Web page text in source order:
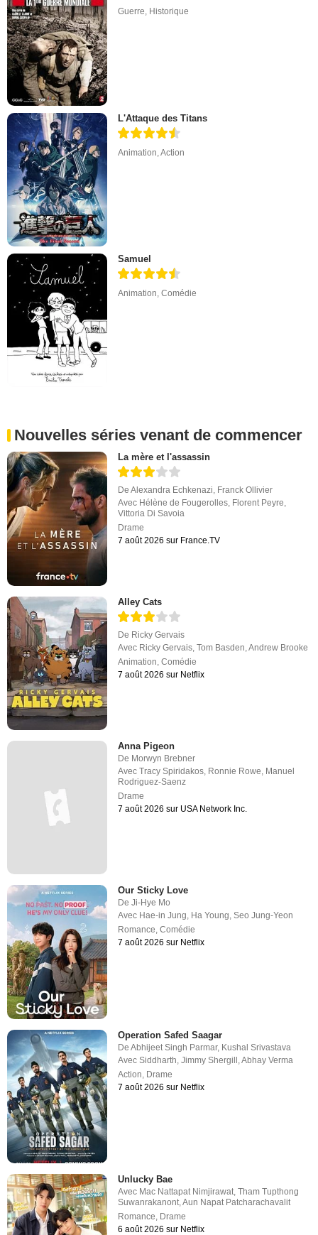
Guerre, Historique
L'Attaque des Titans
Animation ,Action
Samuel
Animation,Comédie
Nouvelles séries venant de commencer
La mère et l'assassin
DeAlexandra Echkenazi, Franck Ollivier
Avec Hélène de Fougerolles, Florent Peyre,
Vittoria Di Savoia
Drame
7 août 2026 sur France.TV
Alley Cats
De Ricky Gervais
Avec Ricky Gervais ,Tom Basden ,Andrew Brooke
Animation ,Comédie
7 août 2026 sur Netflix
Anna Pigeon
De Morwyn Brebner
AvecTracy Spiridakos, Ronnie Rowe, Manuel
Rodriguez-Saenz
Drame
7 août 2026 sur USA Network Inc.
Our Sticky Love
DeJi-Hye Mo
Avec Hae-in Jung, Ha Young,Seo Jung-Yeon
Romance,Comédie
7 août 2026 sur Netflix
Operation Safed Saagar
DeAbhijeet Singh Parmar, Kushal Srivastava
AvecSiddharth ,Jimmy Shergill ,Abhay Verma
Action Drame
7 août 2026 sur Netflix
Unlucky Bae
Avec Mac Nattapat Nimjirawat,Tham Tupthong
Suwanrakanont,Aun Napat Patcharachavalit
Romance, Drame
6 août 2026 sur Netflix